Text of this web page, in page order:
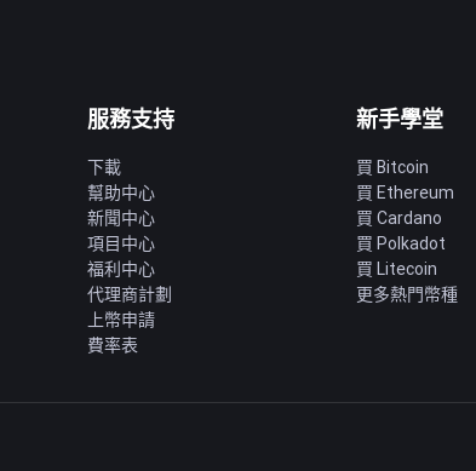
服務支持
下載
幫助中心
新聞中心
項目中心
福利中心
代理商計劃
上幣申請
費率表
新手學堂
買 Bitcoin
買 Ethereum
買 Cardano
買 Polkadot
買 Litecoin
更多熱門幣種